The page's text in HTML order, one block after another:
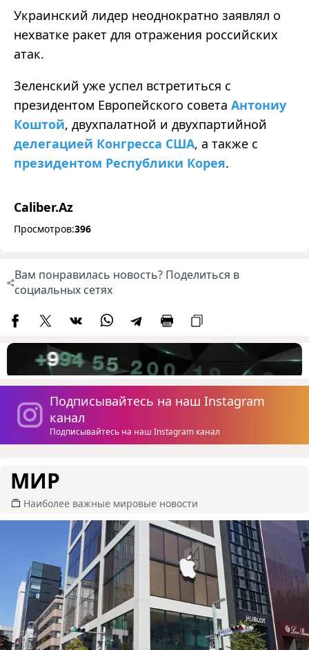
Украинский лидер неоднократно заявлял о
нехватке ракет для отражения российских
атак.
Зеленский уже успел встретиться с
президентом Европейского совета Антониу
Коштой, двухпалатной и двухпартийной
делегацией Конгресса США, а также с
президентом Республики Корея.
Caliber.Az
Просмотров:396
Вам понравилась новость? Поделиться в
социальных сетях
Подписывайтесь на наш Instagram
канал
Подписывайтесь на наш Instagram канал
МИР
Наиболее важные мировые новости